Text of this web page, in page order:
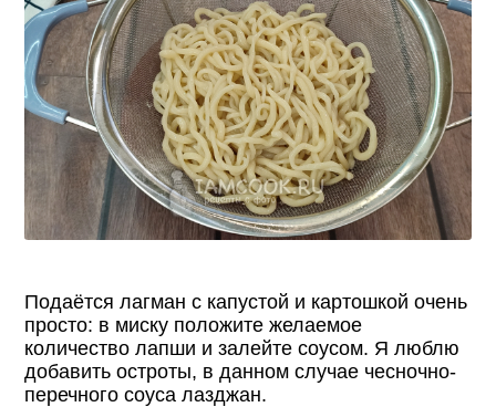
Подаëтся лагман с капустой и картошкой очень
просто: в миску положите желаемое
количество лапши и залейте соусом. Я люблю
добавить остроты, в данном случае чесночно-
перечного соуса лазджан.